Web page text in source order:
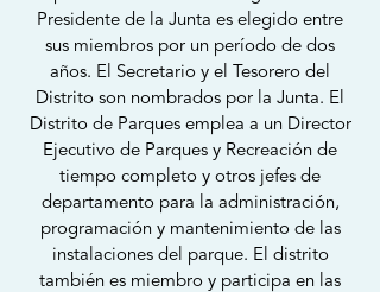
Presidente de la Junta es elegido entre
sus miembros por un período de dos
años. El Secretario y el Tesorero del
Distrito son nombrados por la Junta. El
Distrito de Parques emplea a un Director
Ejecutivo de Parques y Recreación de
tiempo completo y otros jefes de
departamento para la administración,
programación y mantenimiento de las
instalaciones del parque. El distrito
también es miembro y participa en las